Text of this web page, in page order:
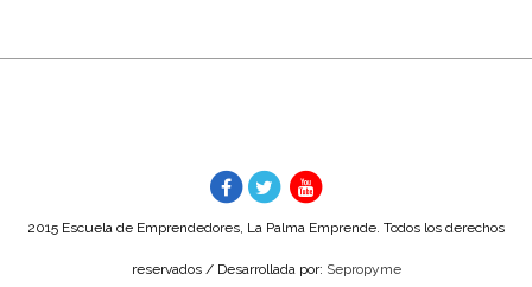
2015 Escuela de Emprendedores, La Palma Emprende. Todos los derechos
reservados / Desarrollada por: Sepropyme